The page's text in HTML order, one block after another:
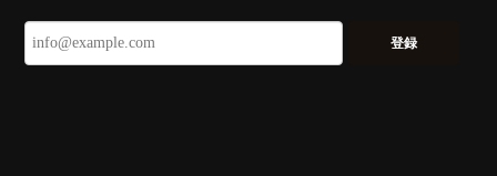
ずっと待ち望んでいたカットを運よく購入できて嬉し
いです。 ウルウルとギラギラを一度に見ることができ
る不思議なカットだと感じました。強い煌めきだけで
登録